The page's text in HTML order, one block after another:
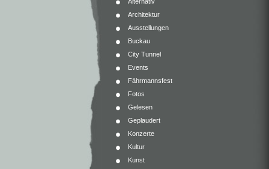
Architektur
Ausstellungen
Buckau
City Tunnel
Events
Fährmannsfest
Fotos
Gelesen
Geplaudert
Konzerte
Kultur
Kunst